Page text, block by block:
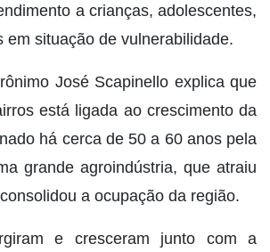
a crianças, adolescentes,
em situação de vulnerabilidade.
José Scapinello explica que
está ligada ao crescimento da
há cerca de 50 a 60 anos pela
grande agroindústria, que atraiu
a ocupação da região.
e cresceram junto com a